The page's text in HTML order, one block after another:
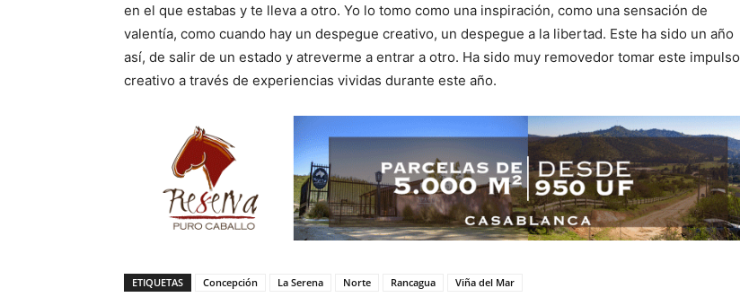
en el que estabas y te lleva a otro. Yo lo tomo como una inspiración, como una sensación de
valentía, como cuando hay un despegue creativo, un despegue a la libertad. Este ha sido un año
así, de salir de un estado y atreverme a entrar a otro. Ha sido muy removedor tomar este impulso
creativo a través de experiencias vividas durante este año.
ETIQUETAS Concepción La Serena Norte Rancagua Viña del Mar